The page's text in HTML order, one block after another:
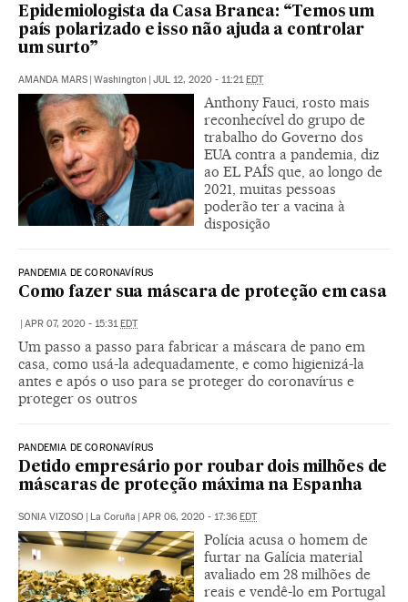
Epidemiologista da Casa Branca: “Temos um
país polarizado e isso não ajuda a controlar
um surto”
AMANDA MARS Washington JUL 12, 2020 - 11:21 EDT
Anthony Fauci, rosto mais
reconhecível do grupo de
trabalho do Governo dos
EUA contra a pandemia, diz
ao EL PAÍS que, ao longo de
2021, muitas pessoas
poderão ter a vacina à
disposição
PANDEMIA DE CORONAVÍRUS
Como fazer sua máscara de proteção em casa
APR 07, 2020 - 15:31 EDT
Um passo a passo para fabricar a máscara de pano em
casa, como usá-la adequadamente, e como higienizá-la
antes e após o uso para se proteger do coronavírus e
proteger os outros
PANDEMIA DE CORONAVÍRUS
Detido empresário por roubar dois milhões de
máscaras de proteção máxima na Espanha
SONIA VIZOSO La Coruña APR 06, 2020 - 17:36 EDT
Polícia acusa o homem de
furtar na Galícia material
avaliado em 28 milhões de
reais e vendê-lo em Portugal